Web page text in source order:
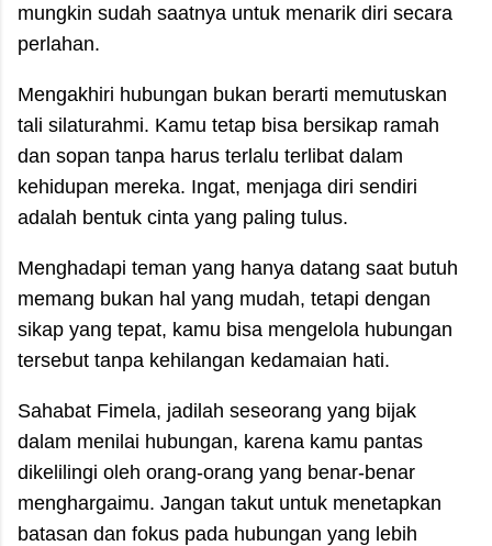
mungkin sudah saatnya untuk menarik diri secara
perlahan.
Mengakhiri hubungan bukan berarti memutuskan
tali silaturahmi. Kamu tetap bisa bersikap ramah
dan sopan tanpa harus terlalu terlibat dalam
kehidupan mereka. Ingat, menjaga diri sendiri
adalah bentuk cinta yang paling tulus.
Menghadapi teman yang hanya datang saat butuh
memang bukan hal yang mudah, tetapi dengan
sikap yang tepat, kamu bisa mengelola hubungan
tersebut tanpa kehilangan kedamaian hati.
Sahabat Fimela, jadilah seseorang yang bijak
dalam menilai hubungan, karena kamu pantas
dikelilingi oleh orang-orang yang benar-benar
menghargaimu. Jangan takut untuk menetapkan
batasan dan fokus pada hubungan yang lebih